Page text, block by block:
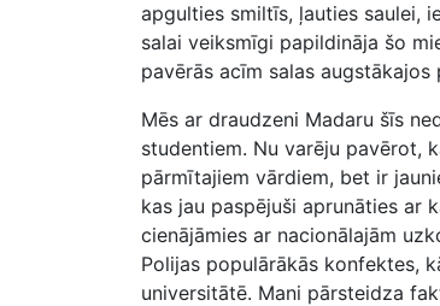
apgulties smiltīs, ļauties saulei,
salai veiksmīgi papildināja šo
pavērās acīm salas
Mēs ar draudzeni Madaru šīs
studentiem. Nu varēju pavērot,
pārmītajiem vārdiem, bet ir
kas jau paspējuši aprunāties ar
cienājāmies ar nacionālajām
Polijas populārākās konfektes,
universitātē. Mani pārsteidza